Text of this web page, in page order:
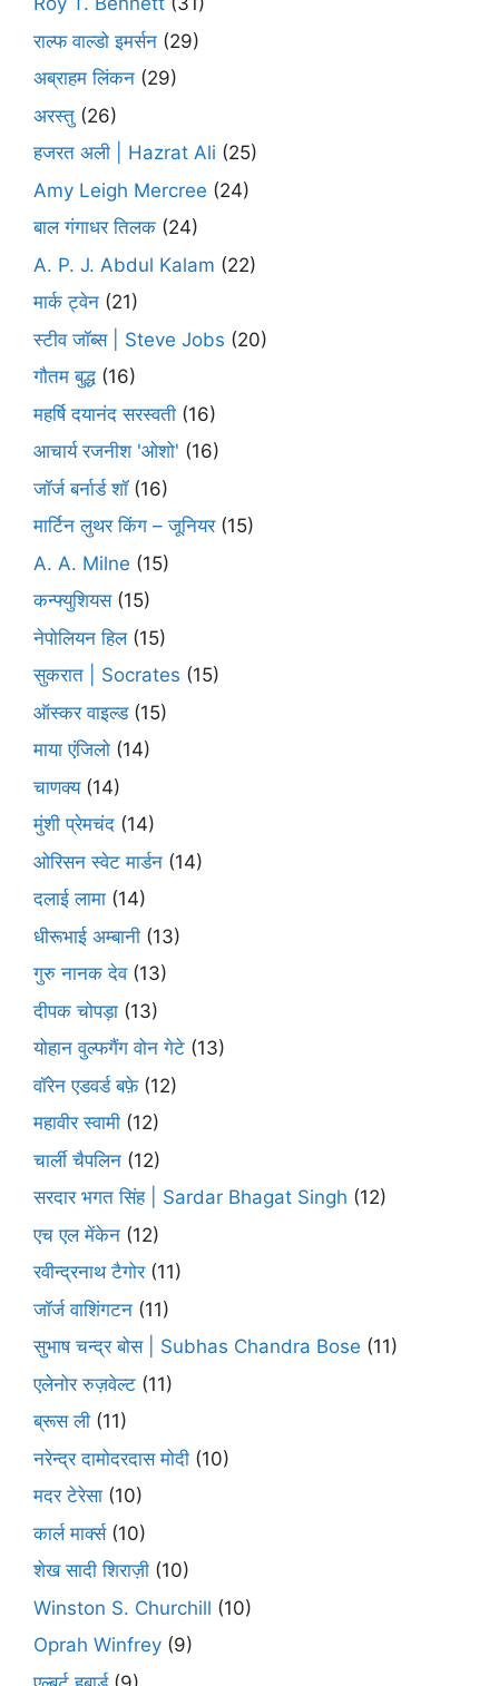
राल्फ वाल्डो इमर्सन (29)
अब्राहम लिंकन (29)
अरस्तु (26)
हजरत अली | Hazrat Ali (25)
Amy Leigh Mercree (24)
बाल गंगाधर तिलक (24)
A. P. J. Abdul Kalam (22)
मार्क ट्वेन (21)
स्टीव जॉब्स | Steve Jobs (20)
गौतम बुद्ध (16)
महर्षि दयानंद सरस्वती (16)
आचार्य रजनीश 'ओशो' (16)
जॉर्ज बर्नार्ड शॉ(16)
मार्टिन लुथर किंग – जूनियर(15)
A. A. Milne (15)
कन्फ्युशियस(15)
नेपोलियन हिल(15)
सुकरात | Socrates (15)
ऑस्कर वाइल्ड(15)
माया एंजिलो (14)
चाणक्य(14)
मुंशी प्रेमचंद (14)
ओरिसन स्‍वेट मार्डन (14)
दलाई लामा (14)
धीरूभाई अम्बानी (13)
गुरु नानक देव(13)
दीपक चोपड़ा (13)
योहान वुल्फगैंग वोन गेटे (13)
वॉरेन एडवर्ड बफ़े(12)
महावीर स्वामी (12)
चार्ली चैपलिन (12)
सरदार भगत सिंह | Sardar Bhagat Singh (12)
एच एल मेंकेन (12)
रवीन्द्रनाथ टैगोर(11)
जॉर्ज वाशिंगटन (11)
सुभाष चन्द्र बोस | Subhas Chandra Bose (11)
एलेनोर रुज़वेल्ट (11)
ब्रूस ली (11)
नरेन्द्र दामोदरदास मोदी (10)
मदर टेरेसा (10)
कार्ल मार्क्स(10)
शेख सादी शिराज़ी (10)
Winston S. Churchill (10)
Oprah Winfrey (9)